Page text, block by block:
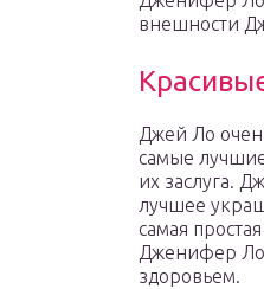
внешности
Джей Ло
самые
их заслуга.
лучшее
самая
Дженифер
здоровьем.